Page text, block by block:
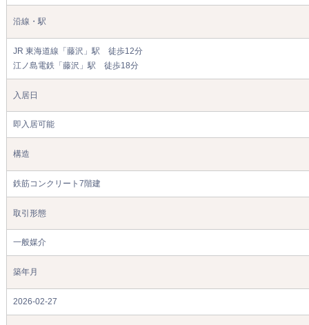
沿線・駅
JR 東海道線「藤沢」駅 徒歩12分
江ノ島電鉄「藤沢」駅 徒歩18分
入居日
即入居可能
構造
鉄筋コンクリート7階建
取引形態
一般媒介
築年月
2026-02-27